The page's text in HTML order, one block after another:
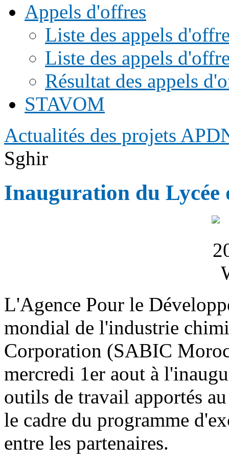
Appels d'offres
Liste des appels
Liste des appels
Résultat des appels
STAVOM
Actualités des projets
Sghir
Inauguration du Lycée
L'Agence Pour le
mondial de l'industrie
Corporation (SABIC
mercredi 1er aout à
outils de travail apportés
le cadre du programme
entre les partenaires.